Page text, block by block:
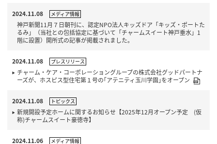
2024.11.08 メディア情報
神戸新聞11月７日朝刊に、認定NPO法人キッズドア「キッズ・ポートた
るみ」（当社との包括協定に基づいて「チャームスイート神戸垂水」1
階に設置）開所式の記事が掲載されました。
2024.11.08 プレスリリース
チャーム・ケア・コーポレーショングループの株式会社グッドパートナ
ーズが、ホスピス型住宅第１号の｢アテニティ玉川学園｣をオープン
2024.11.08 トピックス
新規開設予定ホームに関するお知らせ【2025年12月オープン予定 (仮
称)チャームスイート豪徳寺】
2024.11.06 メディア情報